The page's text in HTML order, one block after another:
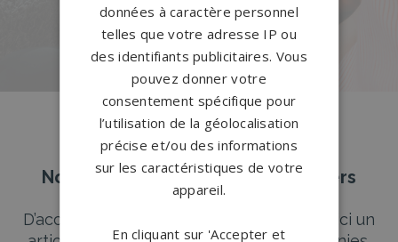
PERSONNALISEZ VOTRE MONUMENT
Nos pierres tombales à Grandvilliers
D’accord! Pour la ville de Grandvilliers, voici un
données à caractère personnel
telles que votre adresse IP ou
des identifiants publicitaires. Vous
pouvez donner votre
consentement spécifique pour
l’utilisation de la géolocalisation
précise et/ou des informations
sur les caractéristiques de votre
appareil.
En cliquant sur 'Accepter et